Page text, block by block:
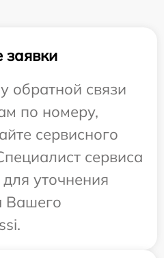
обратной связи
по номеру,
сервисного
сервиса
уточнения
Вашего